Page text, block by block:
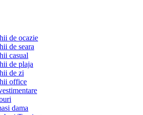
de ocazie
de seara
casual
de plaja
de zi
office
dama